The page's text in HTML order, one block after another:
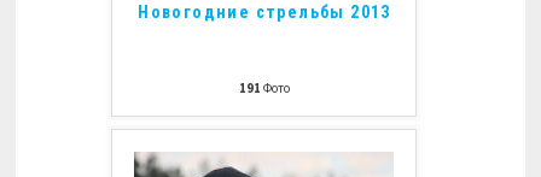
Новогодние стрельбы 2013
191 Фото